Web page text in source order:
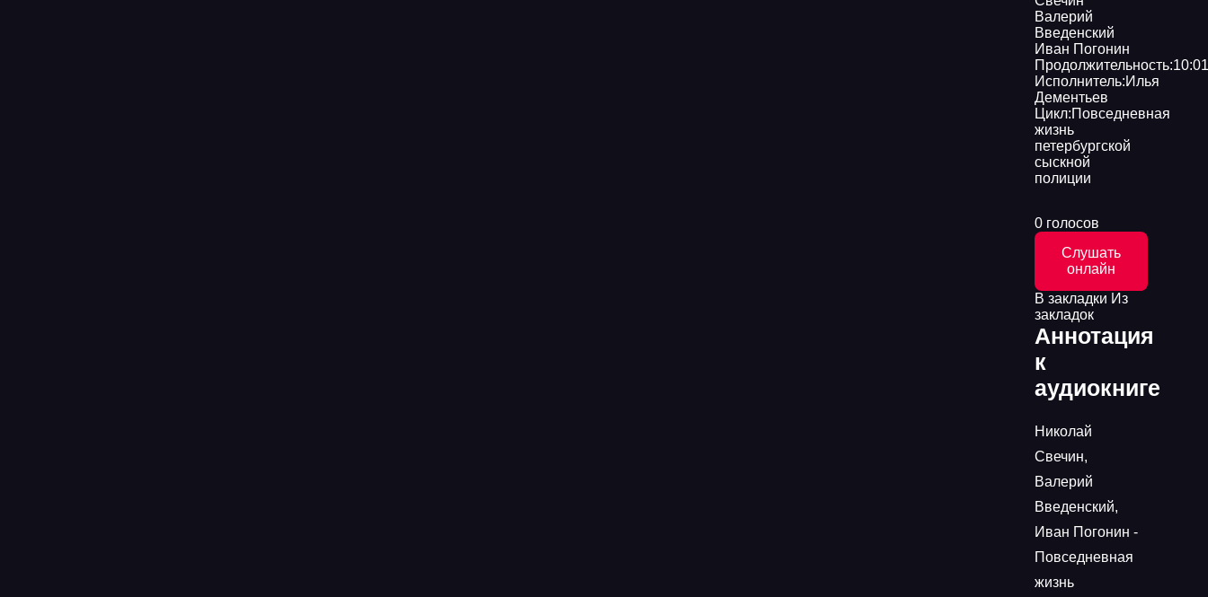
Валерий
Введенский
Иван Погонин
Продолжительность:
Исполнитель:Илья
Дементьев
Цикл:Повседневная
жизнь
петербургской
сыскной
полиции
0 голосов
Слушать
онлайн
В закладки Из
закладок
Аннотация
к
аудиокниге
Николай
Свечин,
Валерий
Введенский,
Иван Погонин -
Повседневная
жизнь